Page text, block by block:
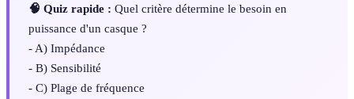
🧠 Quiz rapide : Quel critère détermine le besoin en
puissance d'un casque ?
- A) Impédance
- B) Sensibilité
- C) Plage de fréquence